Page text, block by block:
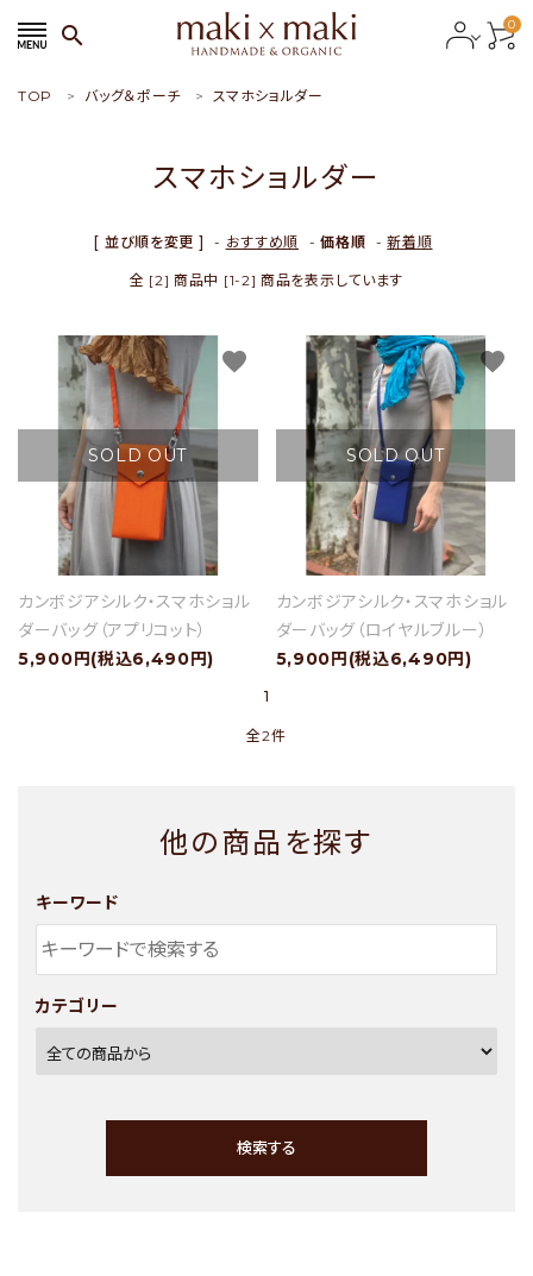
search 0
会員ログイン person 新規会員登録
おすすめ商品
新商品
特集
セール
私たちについて
店舗情報
パートナーブランド
TOP バッグ＆ポーチ スマホショルダー
スマホショルダー
[ 並び順を変更 ] - おすすめ順 -価格順 -新着順
全 [2] 商品中 [1-2] 商品を表示しています
SOLD OUT
カンボジアシルク・スマホショル
ダーバッグ（アプリコット）
5,900円(税込6,490円)
favorite
SOLD OUT
カンボジアシルク・スマホショル
ダーバッグ（ロイヤルブルー）
5,900円(税込6,490円)
favorite
1
全2件
他の商品を探す
キーワード
カテゴリー
検索する